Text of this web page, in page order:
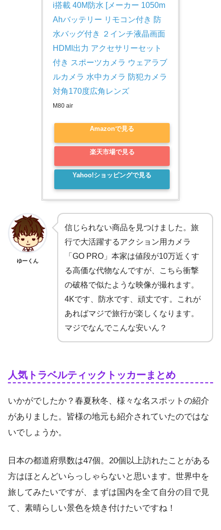
i搭載 40M防水 [メーカー 1050m
Ahバッテリー リモコン付き 防
水バッグ付き ２インチ液晶画面
HDMI出力 アクセサリーセット
付き スポーツカメラ ウェアラブ
ルカメラ 水中カメラ 防犯カメラ
対角170度広角レンズ
M80 air
Amazonで見る
楽天市場で見る
Yahoo!ショッピングで見る
ゆーくん
信じられない商品を見つけました。旅
行で大活躍するアクション用カメラ
「GO PRO」本家は値段が10万近くす
る高価な代物なんですが、こちら衝撃
の破格で似たような映像が撮れます。
4Kです、防水です、頑丈です。これが
あればマジで旅行が楽しくなります。
マジでなんでこんな安いん？
人気トラベルティックトッカーまとめ
いかがでしたか？春夏秋冬、様々な名スポットの紹介
がありました。皆様の地元も紹介されていたのではな
いでしょうか。
日本の都道府県数は47個。20個以上訪れたことがある
方はほとんどいらっしゃらないと思います。世界中を
旅してみたいですが、まずは国内を全て自分の目で見
て、素晴らしい景色を焼き付けたいですね！